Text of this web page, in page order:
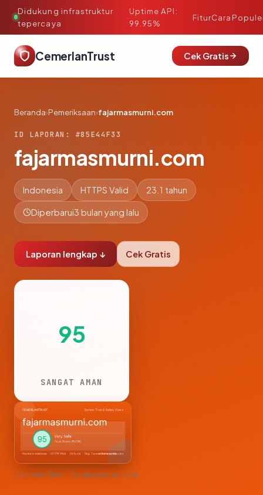
Didukung infrastruktur
tepercaya
·
Uptime API:
99.95%
FiturCara
CemerlanTrust Cek Gratis
Beranda›Pemeriksaan›fajarmasmurni.com
ID LAPORAN: #85E44F33
fajarmasmurni.com
Indonesia HTTPS Valid 23.1 tahun
Diperbarui3 bulan yang lalu
Laporan lengkap ↓ Cek Gratis
95
SANGAT AMAN
CemerlanTrust · fajarmasmurni.com